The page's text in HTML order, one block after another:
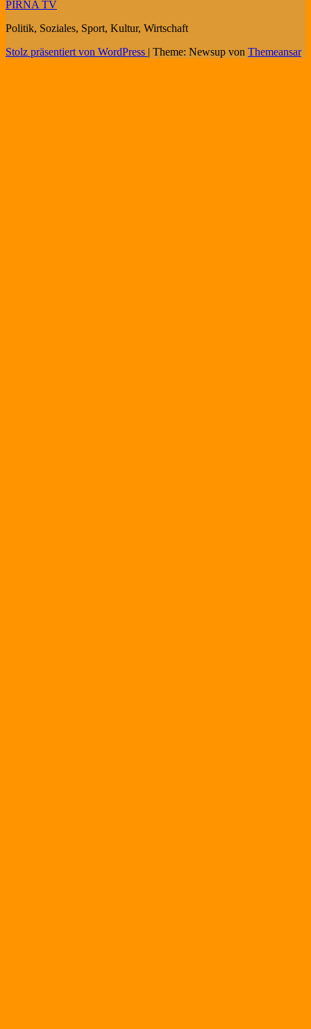
PIRNA TV
Politik, Soziales, Sport, Kultur, Wirtschaft
Stolz präsentiert von WordPress | Theme: Newsup von Themeansar